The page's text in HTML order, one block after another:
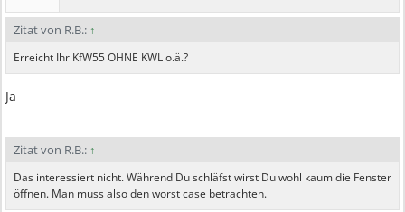
Zitat von R.B.: ↑
Erreicht Ihr KfW55 OHNE KWL o.ä.?
Ja
Zitat von R.B.: ↑
Das interessiert nicht. Während Du schläfst wirst Du wohl kaum die Fenster
öffnen. Man muss also den worst case betrachten.